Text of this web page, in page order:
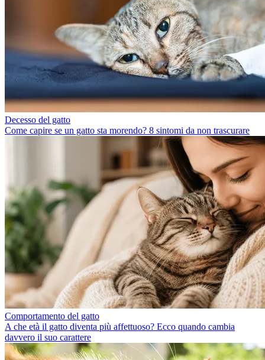
Decesso del gatto
Come capire se un gatto sta morendo? 8 sintomi da non trascurare
Comportamento del gatto
A che età il gatto diventa più affettuoso? Ecco quando cambia
davvero il suo carattere